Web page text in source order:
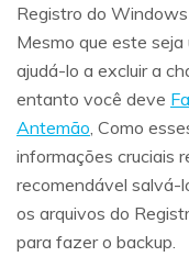
Registro do
Mesmo que este seja
ajudá-lo a excluir a
entanto você deve
Antemão , Como
informações cruciais
recomendável salvá-
os arquivos do
para fazer o backup.